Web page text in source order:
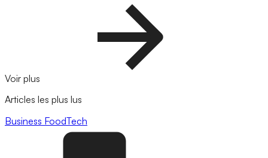
Voir plus
Articles les plus lus
Business FoodTech